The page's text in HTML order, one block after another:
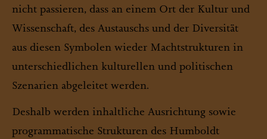
nicht passieren, dass an einem Ort der Kultur und
Wissenschaft, des Austauschs und der Diversität
aus diesen Symbolen wieder Machtstrukturen in
unterschiedlichen kulturellen und politischen
Szenarien abgeleitet werden.
Deshalb werden inhaltliche Ausrichtung sowie
programmatische Strukturen des Humboldt